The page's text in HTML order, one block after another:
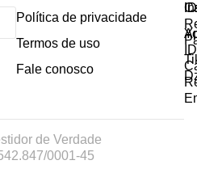
Política de privacidade
Termos de uso
Fale conosco
de Verdade
0001-45